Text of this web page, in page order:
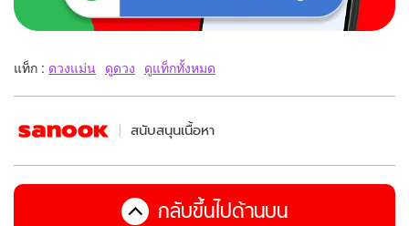
แท็ก : ดวงแม่น ดูดวง ดูแท็กทั้งหมด
สนับสนุนเนื้อหา
กลับขึ้นไปด้านบน